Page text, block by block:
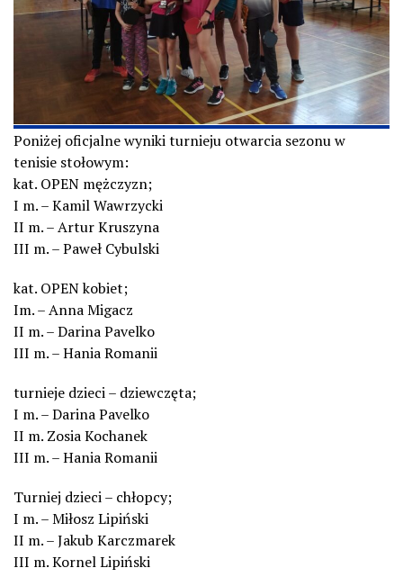
Poniżej oficjalne wyniki turnieju otwarcia sezonu w
tenisie stołowym:
kat. OPEN mężczyzn;
I m. – Kamil Wawrzycki
II m. – Artur Kruszyna
III m. – Paweł Cybulski
kat. OPEN kobiet;
Im. – Anna Migacz
II m. – Darina Pavelko
III m. – Hania Romanii
turnieje dzieci – dziewczęta;
I m. – Darina Pavelko
II m. Zosia Kochanek
III m. – Hania Romanii
Turniej dzieci – chłopcy;
I m. – Miłosz Lipiński
II m. – Jakub Karczmarek
III m. Kornel Lipiński